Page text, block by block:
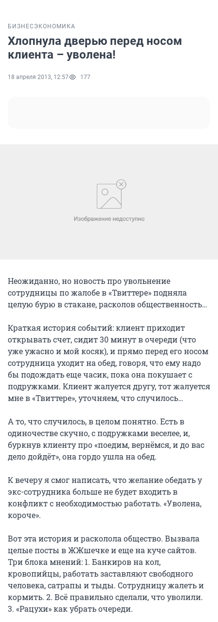
БИЗНЕС ЭКОНОМИКА
Хлопнула дверью перед носом
клиента – уволена!
18 апреля 2013, 12:57 177
Неожиданно, но новость про увольнение
сотрудницы по жалобе в «Твиттере» подняла
целую бурю в стакане, расколов общественность…
Краткая история событий: клиент приходит
открывать счет, сидит 30 минут в очереди (что
уже ужасно и мой косяк), и прямо перед его носом
сотрудница уходит на обед, говоря, что ему надо
бы подождать еще часик, пока она покушает с
подружками. Клиент жалуется другу, тот жалуется
мне в «Твиттере», уточняем, что случилось…
А то, что случилось, в целом понятно. Есть в
одиночестве скучно, с подружками веселее, и,
буркнув клиенту про «поедим, вернёмся, и до вас
дело дойдёт», она гордо ушла на обед.
К вечеру я смог написать, что желание обедать у
экс-сотрудника больше не будет входить в
конфликт с необходимостью работать. «Уволена,
короче».
Вот эта история и расколола общество. Вызвала
целые посты в ЖЖшечке и еще на куче сайтов.
Три блока мнений: 1. Банкиров на кол,
кровопийцы, работать заставляют свободного
человека, сатрапы и тыды. Сотрудницу жалеть и
кормить. 2. Всё правильно сделали, что уволили.
3. «Рацухи» как убрать очереди.